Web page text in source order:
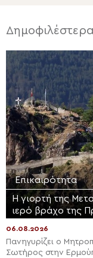
Επικαιρότητα
Η γιορτή της
ιερό βράχο της
06.08.2026
Πανηγυρίζει ο
Σωτήρος στην